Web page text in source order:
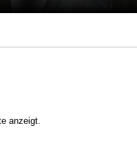
anzeigt.